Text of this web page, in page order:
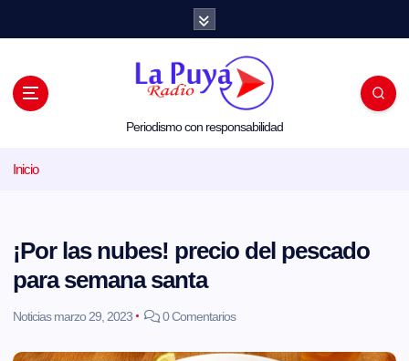
l
Periodismo con responsabilidad
Inicio
¡Por las nubes! precio del pescado
para semana santa
Noticias marzo 29, 2023 0 Comentarios